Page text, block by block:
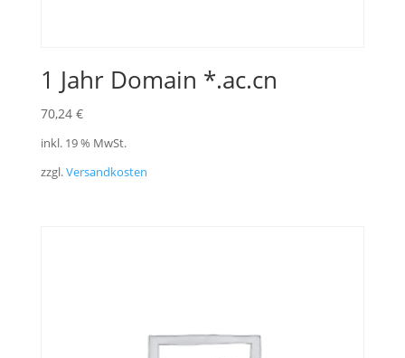
1 Jahr Domain *.ac.cn
70,24 €
inkl. 19 % MwSt.
zzgl.Versandkosten